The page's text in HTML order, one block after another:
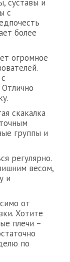
суставы и
с
более
огромное
скакалка
группы и
регулярно.
весом,
и
от
Хотите
плечи –
по